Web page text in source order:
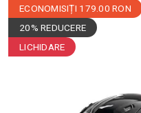
ECONOMISIȚI 179.00 RON
20% REDUCERE
LICHIDARE